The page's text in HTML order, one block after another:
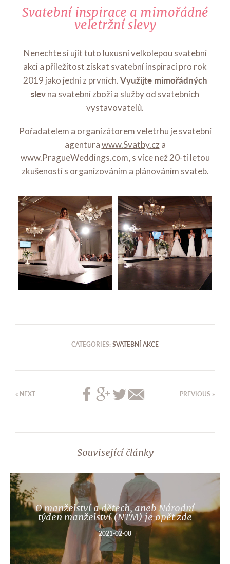
Svatební inspirace a mimořádné
veletržní slevy
Nenechte si ujít tuto luxusní velkolepou svatební
akci a příležitost získat svatební inspiraci pro rok
2019 jako jedni z prvních.Využijte mimořádných
slevna svatební zboží a služby od svatebních
vystavovatelů.
Pořadatelem a organizátorem veletrhu je svatební
agenturawww.Svatby.cza
www.PragueWeddings.com, s více než 20-ti letou
zkušeností s organizováním a plánováním svateb.
CATEGORIES:SVATEBNÍ AKCE
« NEXT PREVIOUS »
Související články
O manželství a dětech, aneb Národní
týden manželství (NTM) je opět zde
2021-02-08